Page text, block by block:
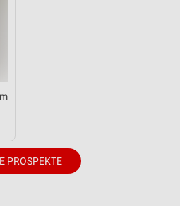
PROSPEKTE